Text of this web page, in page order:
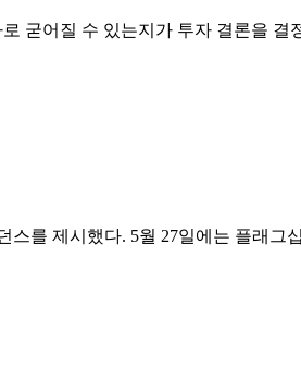
굳어질 수 있는지가 투자 결론을 결
를 제시했다. 5월 27일에는 플래그